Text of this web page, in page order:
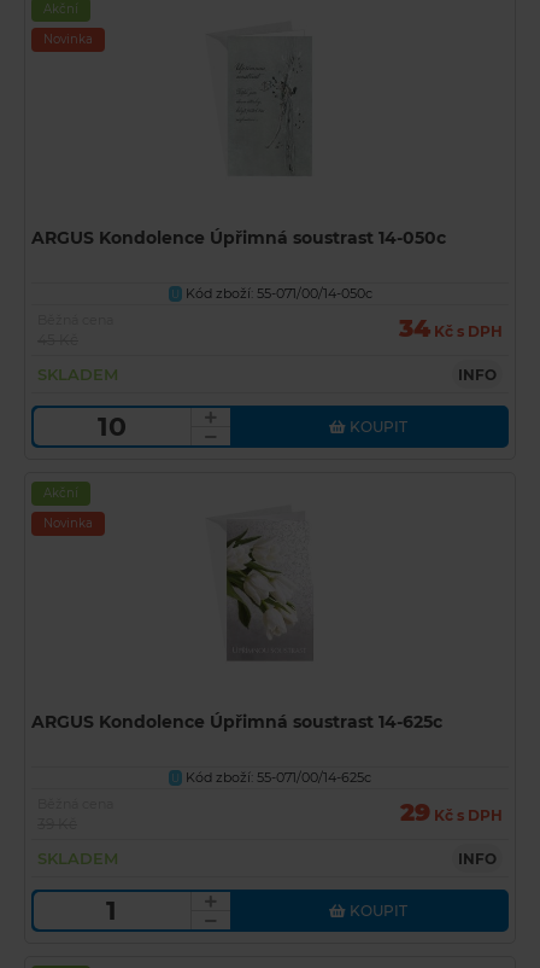
Akční
Novinka
ARGUS Kondolence Úpřimná soustrast 14-050c
U Kód zboží: 55-071/00/14-050c
34 Kč s DPH
SKLADEM INFO
KOUPIT
Akční
Novinka
ARGUS Kondolence Úpřimná soustrast 14-625c
U
Kód zboží: 55-071/00/14-625c
29 Kč s DPH
SKLADEM INFO
KOUPIT